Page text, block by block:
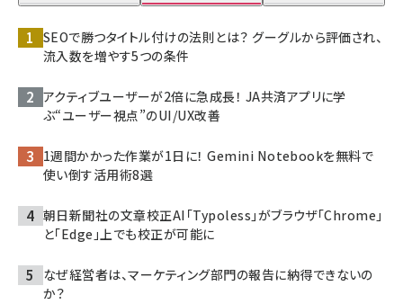
SEOで勝つタイトル付けの法則とは？ グーグルから評価され、
流入数を増やす5つの条件
アクティブユーザーが2倍に急成長！ JA共済アプリに学
ぶ“ユーザー視点”のUI/UX改善
1週間かかった作業が1日に！ Gemini Notebookを無料で
使い倒す活用術8選
朝日新聞社の文章校正AI「Typoless」がブラウザ「Chrome」
と「Edge」上でも校正が可能に
なぜ経営者は、マーケティング部門の報告に納得できないの
か？